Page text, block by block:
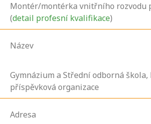
Montér/montérka vnitřního rozvodu
(detail profesní kvalifikace)
Název
Gymnázium a Střední odborná škola,
příspěvková organizace
Adresa